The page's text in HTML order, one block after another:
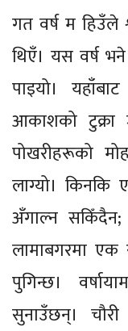
गत वर्ष म हिउँले
थिएँ। यस वर्ष
पाइयो।
आकाशको
पोखरीहरूको
लाग्यो। किनकि
अँगाल्न सकिँदैन;
लामाबगरमा एक
पुगिन्छ।
सुनाउँछन्।